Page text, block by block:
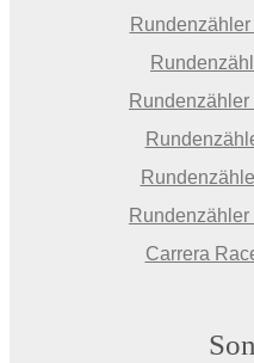
Carrera